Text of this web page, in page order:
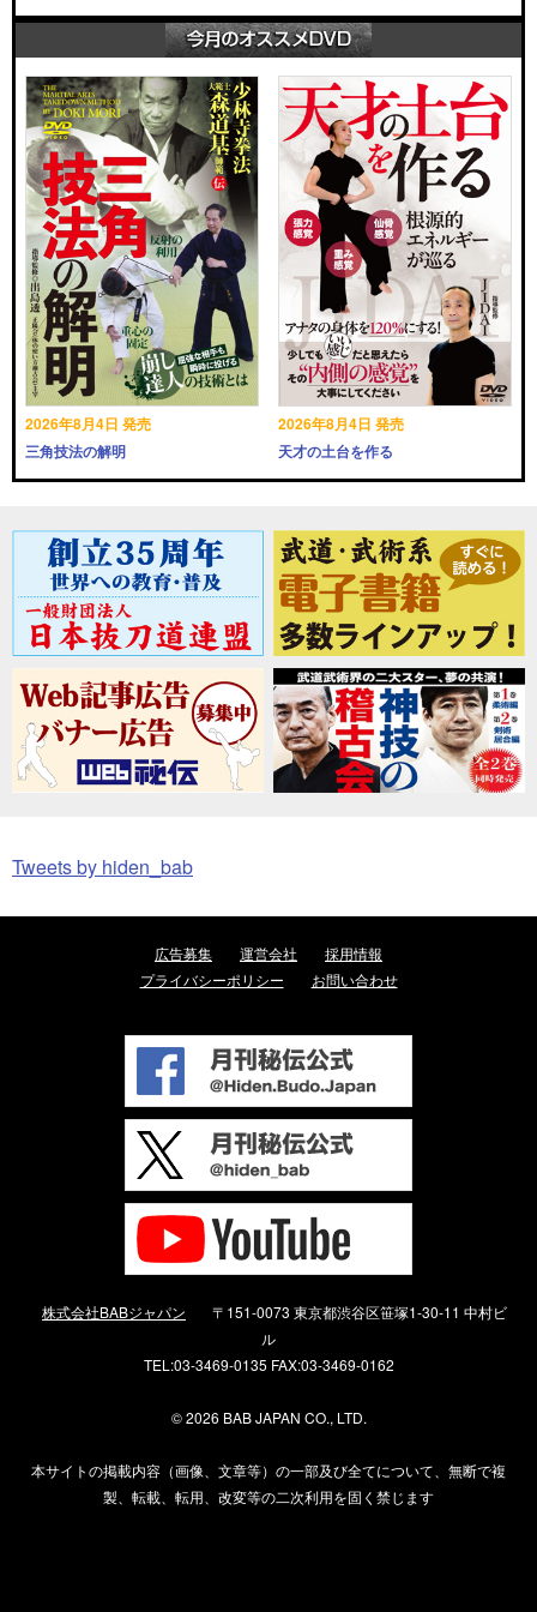
2026年8月4日 発売
三角技法の解明
2026年8月4日 発売
天才の土台を作る
Tweets by hiden_bab
広告募集 運営会社
採用情報
プライバシーポリシー
お問い合わせ
株式会社BABジャパン
〒151-0073 東京都渋谷区笹塚1-30-11 中村ビ
ル
TEL:03-3469-0135 FAX:03-3469-0162
©2026 BAB JAPAN CO., LTD.
本サイトの掲載内容（画像、文章等）の一部及び全てについて、無断で複
製、転載、転用、改変等の二次利用を固く禁じます